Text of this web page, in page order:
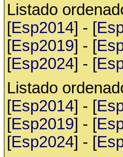
Listado
[Esp2014] - [
[Esp2019] - [
[Esp2024] - [
Listado
[Esp2014] - [
[Esp2019] - [
[Esp2024] - [